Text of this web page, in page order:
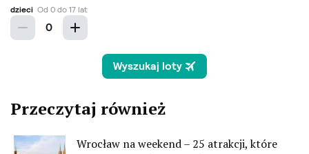
Przeczytaj również
Wrocław na weekend – 25 atrakcji, które